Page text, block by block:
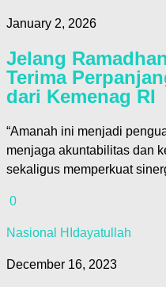
January 2, 2026
Jelang
Terima
dari Kemenag RI
“Amanah ini menjadi
menjaga akuntabilitas dan
sekaligus memperkuat
0
Nasional HIdayatullah
December 16, 2023